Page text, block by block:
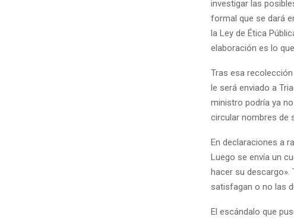
investigar las
formal que se dará
la Ley de Ética
elaboración es lo
Tras esa
le será enviado a
ministro podría ya
circular nombres de
En declaraciones a
Luego se envía un
hacer su descargo».
satisfagan o no las
El escándalo que